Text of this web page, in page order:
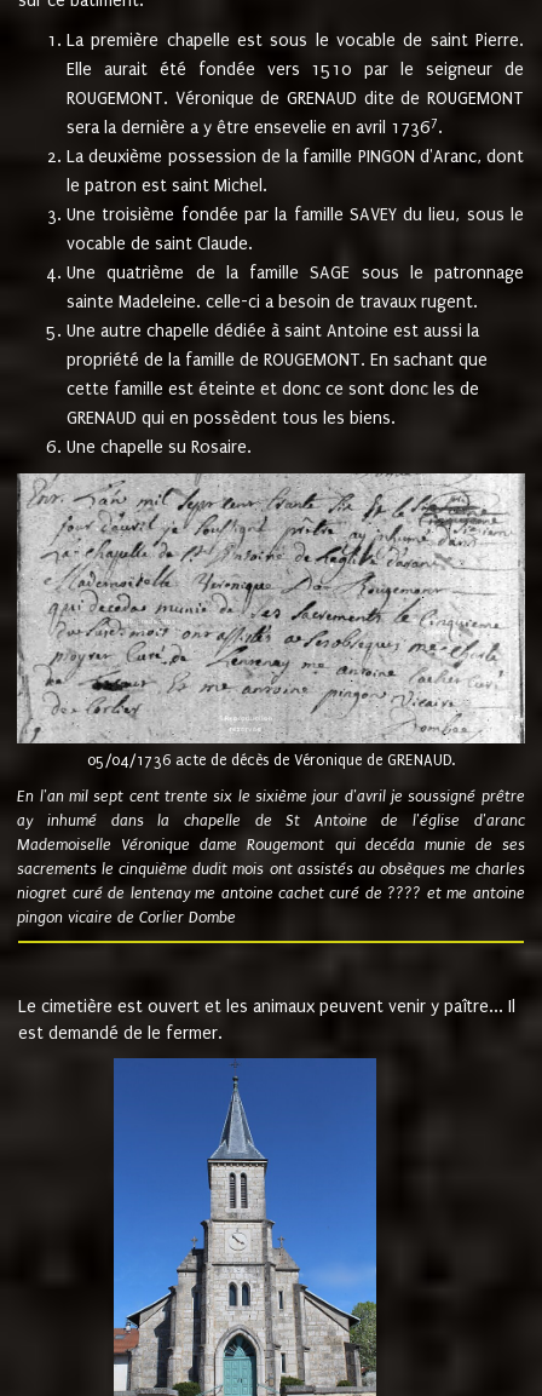
La première chapelle est sous le vocable de saint Pierre.
Elle aurait été fondée vers 1510 par le seigneur de
ROUGEMONT. Véronique de GRENAUD dite de ROUGEMONT
sera la dernière a y être ensevelie en avril 17367.
La deuxième possession de la famille PINGON d'Aranc, dont
le patron est saint Michel.
Une troisième fondée par la famille SAVEY du lieu, sous le
vocable de saint Claude.
Une quatrième de la famille SAGE sous le patronnage
sainte Madeleine. celle-ci a besoin de travaux rugent.
Une autre chapelle dédiée à saint Antoine est aussi la
propriété de la famille de ROUGEMONT. En sachant que
cette famille est éteinte et donc ce sont donc les de
GRENAUD qui en possèdent tous les biens.
Une chapelle su Rosaire.
05/04/1736 acte de décès de Véronique de GRENAUD.
En l'an mil sept cent trente six le sixième jour d'avril je soussigné prêtre
ay inhumé dans la chapelle de St Antoine de l'église d'aranc
Mademoiselle Véronique dame Rougemont qui decéda munie de ses
sacrements le cinquième dudit mois ont assistés au obsèques me charles
niogret curé de lentenay me antoine cachet curé de ???? et me antoine
pingon vicaire de Corlier Dombe
Le cimetière est ouvert et les animaux peuvent venir y paître... Il
est demandé de le fermer.